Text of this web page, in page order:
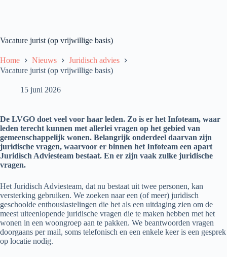
Vacature jurist (op vrijwillige basis)
Home Nieuws
Juridisch advies
Vacature jurist (op vrijwillige basis)
15 juni 2026
De LVGO doet veel voor haar leden. Zo is er het Infoteam, waar
leden terecht kunnen met allerlei vragen op het gebied van
gemeenschappelijk wonen. Belangrijk onderdeel daarvan zijn
juridische vragen, waarvoor er binnen het Infoteam een apart
Juridisch Adviesteam bestaat. En er zijn vaak zulke juridische
vragen.
Het Juridisch Adviesteam, dat nu bestaat uit twee personen, kan
versterking gebruiken. We zoeken naar een (of meer) juridisch
geschoolde enthousiastelingen die het als een uitdaging zien om de
meest uiteenlopende juridische vragen die te maken hebben met het
wonen in een woongroep aan te pakken. We beantwoorden vragen
doorgaans per mail, soms telefonisch en een enkele keer is een gesprek
op locatie nodig.